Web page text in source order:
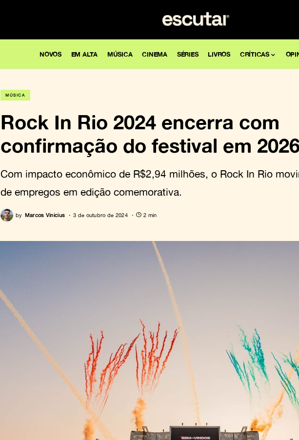
NOVOS EM ALTA MÚSICA CINEMA SÉRIES LIVROS CRÍTICAS
MÚSICA
Rock In Rio 2024 encerra com
confirmação do festival em
Com impacto econômico de R$2,94 milhões, o Rock In Rio
de empregos em edição comemorativa.
by Marcos Vinicius 3 de outubro de 2024 2 min